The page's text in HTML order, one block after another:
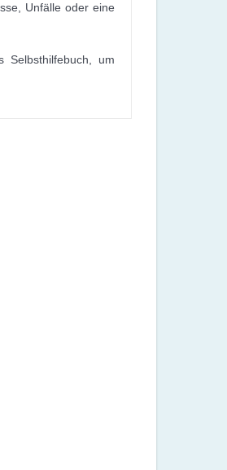
Unfälle oder eine
um